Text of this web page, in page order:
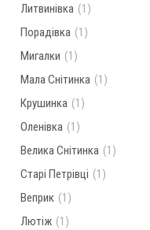
Литвинівка (1)
Порадівка (1)
Мигалки (1)
Мала Снітинка (1)
Крушинка (1)
Оленівка (1)
Велика Снітинка (1)
Старі Петрівці (1)
Веприк (1)
Лютіж (1)